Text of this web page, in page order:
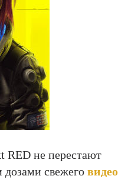
RED не перестают
дозами свежего видео